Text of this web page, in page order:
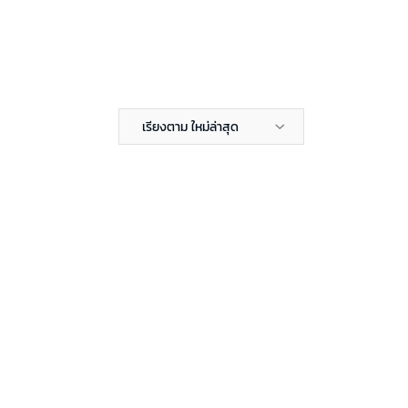
เรียงตาม ใหม่ล่าสุด